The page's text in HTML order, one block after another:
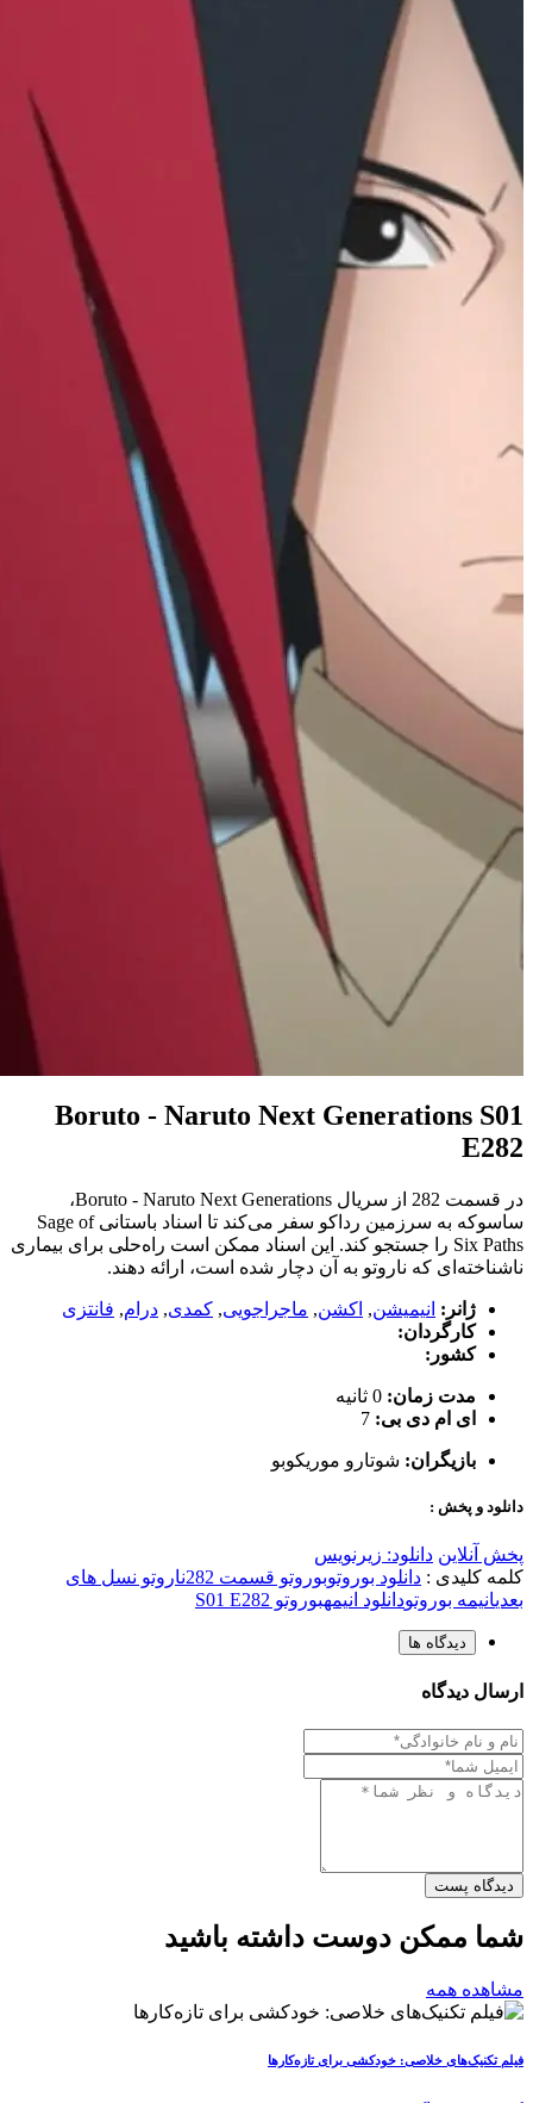
Boruto - Naruto Next Generations S01
E282
در قسمت 282 از سریال Boruto - Naruto Next Generations،
ساسوکه به سرزمین رداکو سفر می‌کند تا اسناد باستانی Sage of
Six Paths را جستجو کند. این اسناد ممکن است راه‌حلی برای بیماری
ناشناخته‌ای که ناروتو به آن دچار شده است، ارائه دهند.
ژانر: انیمیشن, اکشن, ماجراجویی, کمدی, درام, فانتزی
کارگردان:
کشور:
مدت زمان: 0 ثانیه
ای ام دی بی: 7
بازیگران: شوتارو موریکوبو
دانلود و پخش :
پخش آنلاین دانلود: زیرنویس
کلمه کلیدی : دانلود بوروتوبوروتو قسمت 282
ناروتو نسل های
بعدیانیمه بوروتودانلود انیمهبوروتو S01 E282
دیدگاه ها
ارسال دیدگاه
دیدگاه پست
شما ممکن دوست داشته باشید
مشاهده همه
فیلم تکنیک‌های خلاصی: خودکشی برای تازه‌کارها